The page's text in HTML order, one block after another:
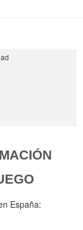
España: